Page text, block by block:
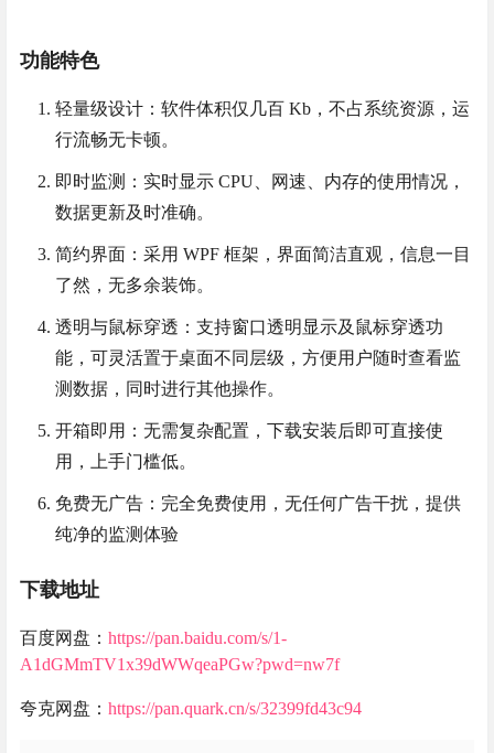
功能特色
轻量级设计：软件体积仅几百 Kb，不占系统资源，运
行流畅无卡顿。
即时监测：实时显示 CPU、网速、内存的使用情况，
数据更新及时准确。
简约界面：采用 WPF 框架，界面简洁直观，信息一目
了然，无多余装饰。
透明与鼠标穿透：支持窗口透明显示及鼠标穿透功
能，可灵活置于桌面不同层级，方便用户随时查看监
测数据，同时进行其他操作。
开箱即用：无需复杂配置，下载安装后即可直接使
用，上手门槛低。
免费无广告：完全免费使用，无任何广告干扰，提供
纯净的监测体验
下载地址
百度网盘： https://pan.baidu.com/s/1-
A1dGMmTV1x39dWWqeaPGw?pwd=nw7f
夸克网盘： https://pan.quark.cn/s/32399fd43c94